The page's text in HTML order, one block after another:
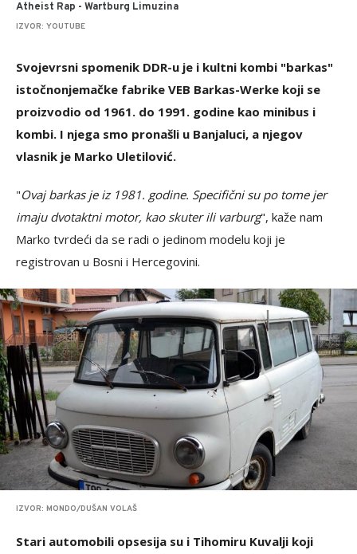
Atheist Rap - Wartburg Limuzina
IZVOR: YOUTUBE
Svojevrsni spomenik DDR-u je i kultni kombi "barkas"
istočnonjemačke fabrike VEB Barkas-Werke koji se
proizvodio od 1961. do 1991. godine kao minibus i
kombi. I njega smo pronašli u Banjaluci, a njegov
vlasnik je Marko Uletilović.
"Ovaj barkas je iz 1981. godine. Specifični su po tome jer
imaju dvotaktni motor, kao skuter ili varburg", kaže nam
Marko tvrdeći da se radi o jedinom modelu koji je
registrovan u Bosni i Hercegovini.
IZVOR: MONDO/DUŠAN VOLAŠ
Stari automobili opsesija su i Tihomiru Kuvalji koji